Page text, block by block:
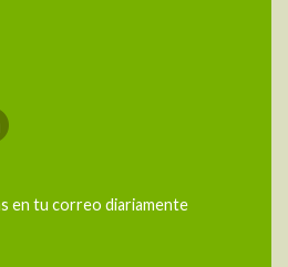
en tu correo diariamente